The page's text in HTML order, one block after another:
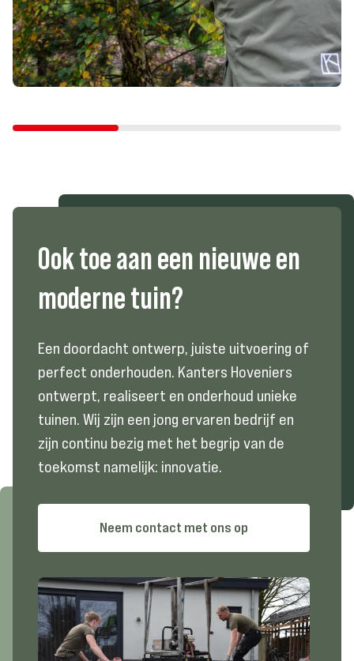
Ooktoeaaneen nieuween
modernetuin?
Een doordacht ontwerp, juiste uitvoering of
perfect onderhouden. Kanters Hoveniers
ontwerpt, realiseert en onderhoud unieke
tuinen. Wij zijn een jong ervaren bedrijf en
zijn continu bezig met het begrip van de
toekomst namelijk: innovatie.
Neem contact met ons op